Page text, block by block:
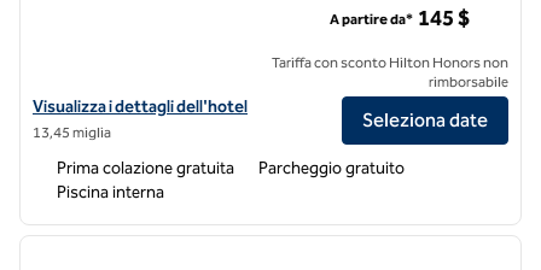
Visualizza i dettagli dell'hotel Homewood Suites by Hilton Denver
Visualizza i dettagli dell'hotel
13,45 miglia
A partire da* 145 $
Tariffa con sconto Hilton Honors non
rimborsabile
Seleziona date
Prima colazione gratuita
Parcheggio gratuito
Piscina interna
1 di 12